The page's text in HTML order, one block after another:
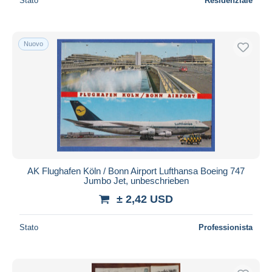
Nuovo
AK Flughafen Köln / Bonn Airport Lufthansa Boeing 747
Jumbo Jet, unbeschrieben
± 2,42 USD
Stato Professionista